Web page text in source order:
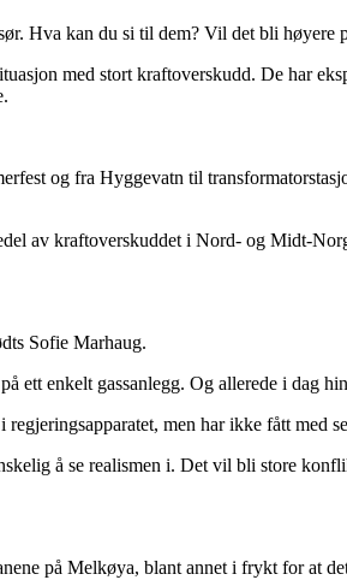
Hva kan du si til dem? Vil det bli høyere
med stort kraftoverskudd. De har
og fra Hyggevatn til
av kraftoverskuddet i Nord- og Midt-
Sofie Marhaug.
ett enkelt gassanlegg. Og allerede i dag
men har ikke fått med
å se realismen i. Det vil bli store
på Melkøya, blant annet i frykt for at